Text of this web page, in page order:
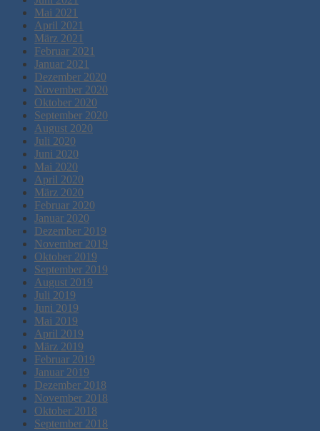
Mai 2021
April 2021
März 2021
Februar 2021
Januar 2021
Dezember 2020
November 2020
Oktober 2020
September 2020
August 2020
Juli 2020
Juni 2020
Mai 2020
April 2020
März 2020
Februar 2020
Januar 2020
Dezember 2019
November 2019
Oktober 2019
September 2019
August 2019
Juli 2019
Juni 2019
Mai 2019
April 2019
März 2019
Februar 2019
Januar 2019
Dezember 2018
November 2018
Oktober 2018
September 2018